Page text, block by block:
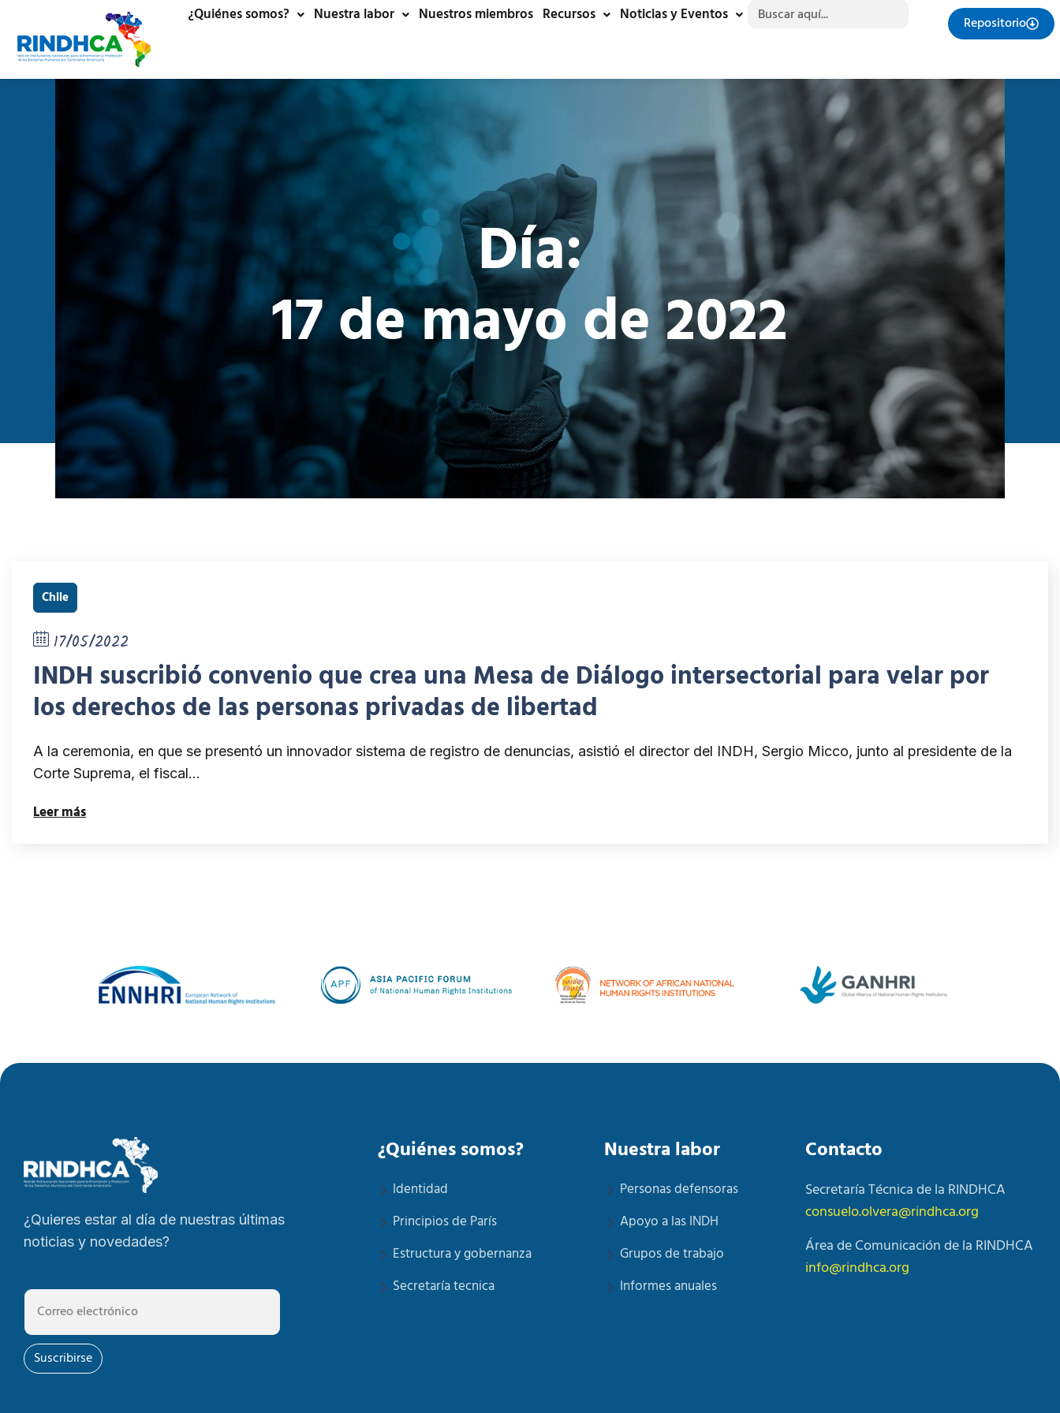
¿Quiénes somos? Nuestra labor Nuestros miembros Recursos Noticias y Eventos Buscar:
Repositorio
Día:
17 de mayo de 2022
Chile
17/05/2022
INDH suscribió convenio que crea una Mesa de Diálogo intersectorial para velar por
los derechos de las personas privadas de libertad
A la ceremonia, en que se presentó un innovador sistema de registro de denuncias, asistió el director del INDH, Sergio Micco, junto al presidente de la
Corte Suprema, el fiscal…
Leer más
¿Quieres estar al día de nuestras últimas
noticias y novedades?
Suscribirse
¿Quiénes somos?
Identidad
Principios de París
Estructura y gobernanza
Secretaría tecnica
Nuestra labor
Personas defensoras
Apoyo a las INDH
Grupos de trabajo
Informes anuales
Contacto
Secretaría Técnica de la RINDHCA
consuelo.olvera@rindhca.org
Área de Comunicación de la RINDHCA
info@rindhca.org